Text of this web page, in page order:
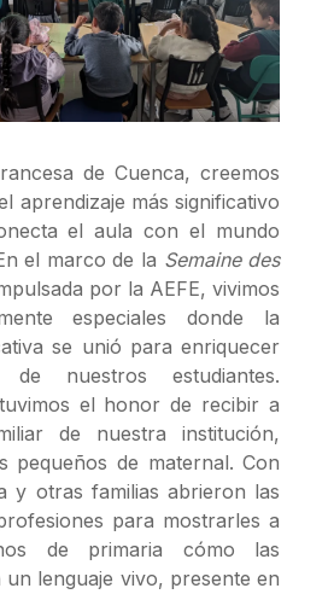
de Cuenca, creemos
aprendizaje más significativo
el aula con el mundo
el marco de la Semaine des
por la AEFE, vivimos
especiales donde la
se unió para enriquecer
de nuestros estudiantes.
el honor de recibir a
de nuestra institución,
pequeños de maternal. Con
y otras familias abrieron las
para mostrarles a
de primaria cómo las
un lenguaje vivo, presente en